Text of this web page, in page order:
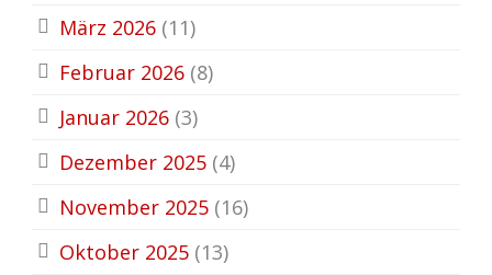
März 2026 (11)
Februar 2026 (8)
Januar 2026 (3)
Dezember 2025 (4)
November 2025 (16)
Oktober 2025 (13)